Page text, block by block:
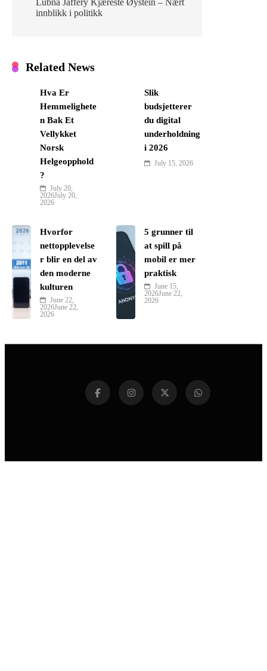
Lubna Jaffery Kjæreste Øystein – Nært
innblikk i politikk
Related News
Hva Er
Hemmelighete
n Bak Et
Vellykket
Norsk
Helgeopphold
?
July 20,
2026July 20,
2026
Slik
budsjetterer
du digital
underholdning
i 2026
July 15, 2026
Hvorfor
nettopplevelse
r blir en del av
den moderne
kulturen
June 22,
2026June 22,
2026
5 grunner til
at spill på
mobil er mer
praktisk
June 15,
2026June 22,
2026